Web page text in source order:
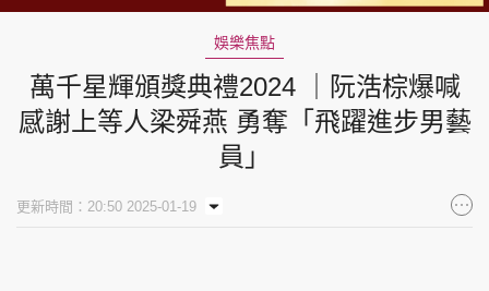
玄學靈異 東周專欄
娛樂焦點
萬千星輝頒獎典禮2024 ｜阮浩棕爆喊
感謝上等人梁舜燕 勇奪「飛躍進步男藝
員」
更新時間：20:50 2025-01-19